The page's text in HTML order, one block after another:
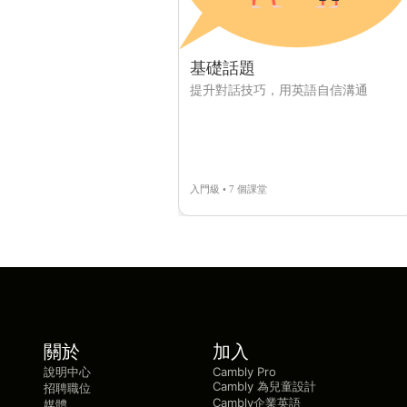
基礎話題
提升對話技巧，用英語自信溝通
入門級 • 7 個課堂
關於
說明中心
招聘職位
加入
Cambly Pro
Cambly 為兒童設計
Cambly企業英語